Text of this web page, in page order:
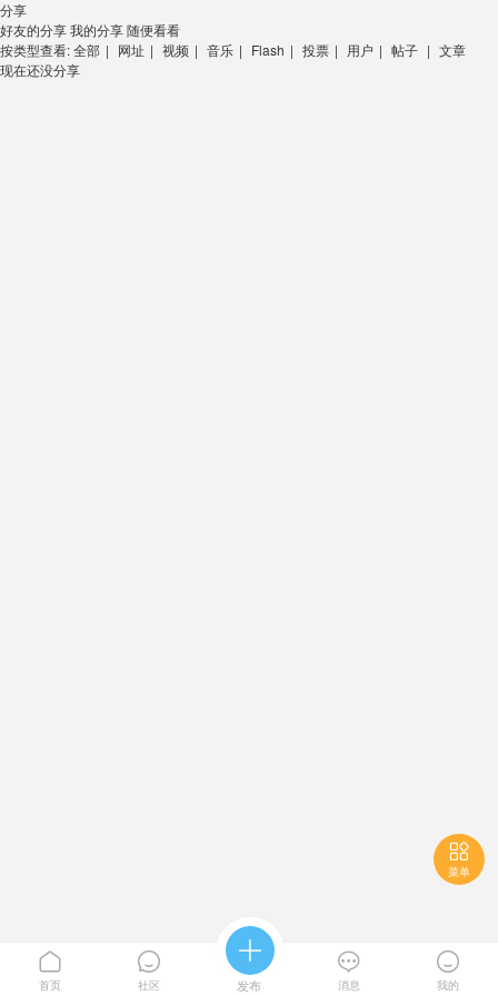
分享
好友的分享我的分享随便看看
按类型查看:全部 | 网址 | 视频 | 音乐 | Flash | 投票 | 用户 | 帖子 | 文章
现在还没分享

菜单

首页

社区

发布

消息

我的